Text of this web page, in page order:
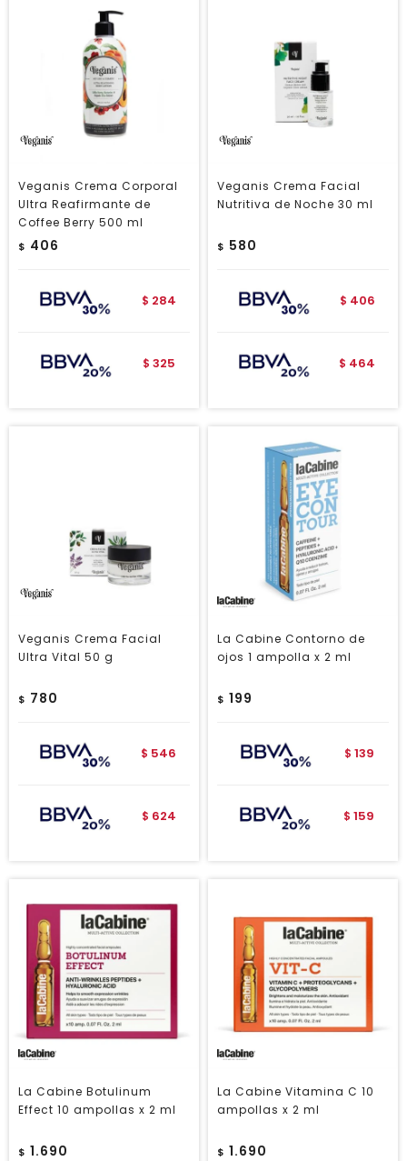
Veganis Crema Corporal
Ultra Reafirmante de
Coffee Berry 500 ml
$ 406
$ 284
$ 325
Veganis Crema Facial
Nutritiva de Noche 30 ml
$ 580
$ 406
$ 464
Veganis Crema Facial
Ultra Vital 50 g
$ 780
$ 546
$ 624
La Cabine Contorno de
ojos 1 ampolla x 2 ml
$ 199
$ 139
$ 159
La Cabine Botulinum
Effect 10 ampollas x 2 ml
$ 1.690
La Cabine Vitamina C 10
ampollas x 2 ml
$ 1.690